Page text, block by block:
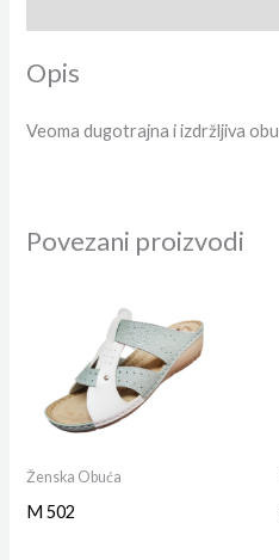
Opis
Veoma dugotrajna i izdržljiva
Povezani proizvodi
Ženska Obuća
M 502